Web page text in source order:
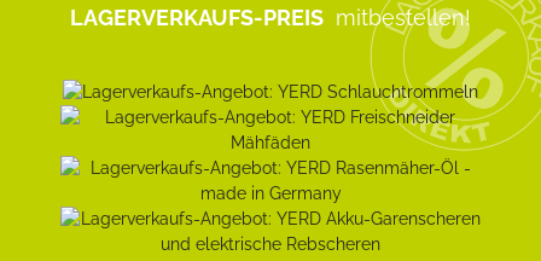
LAGERVERKAUFS-PREIS mitbestellen!